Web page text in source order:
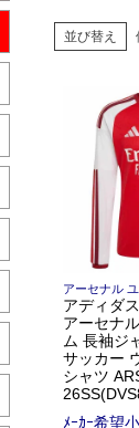
並び替え
アーセナル
アディダ
アーセナ
ム 長袖ジ
サッカー
シャツ
ﾒｰｶｰ希望